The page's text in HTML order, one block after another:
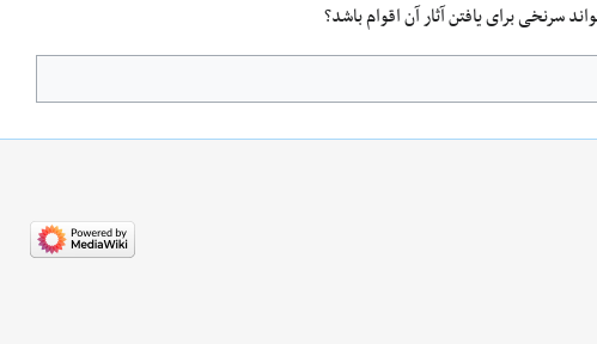
سرنخی برای یافتن آثار آن اقوام باشد؟